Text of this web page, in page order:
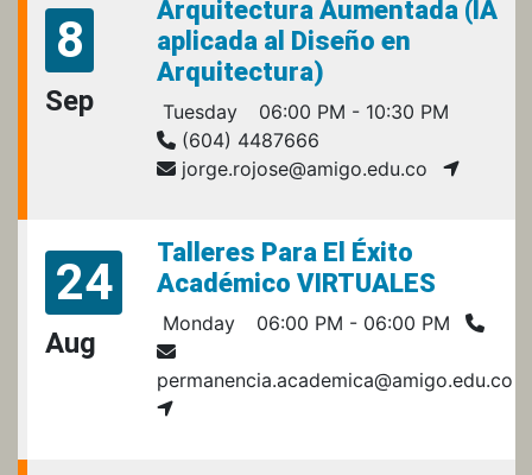
8
Sep
Arquitectura Aumentada (IA
aplicada al Diseño en
Arquitectura)
Tuesday
06:00 PM - 10:30 PM
(604) 4487666
jorge.rojose@amigo.edu.co
24
Aug
Talleres Para El Éxito
Académico VIRTUALES
Monday 06:00 PM - 06:00 PM
permanencia.academica@amigo.edu.co